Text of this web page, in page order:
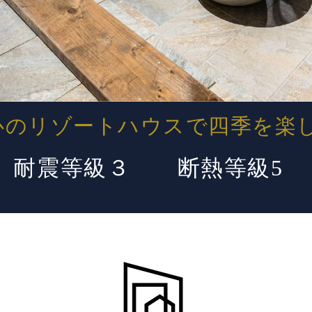
のリゾートハウスで四季を楽
耐震等級３ 断熱等級5